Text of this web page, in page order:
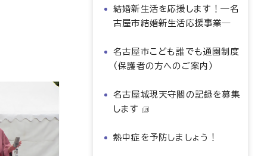
結婚新生活を応援します！―名
古屋市結婚新生活応援事業―
名古屋市こども誰でも通園制度
（保護者の方へのご案内）
名古屋城現天守閣の記録を募集
します
熱中症を予防しましょう！